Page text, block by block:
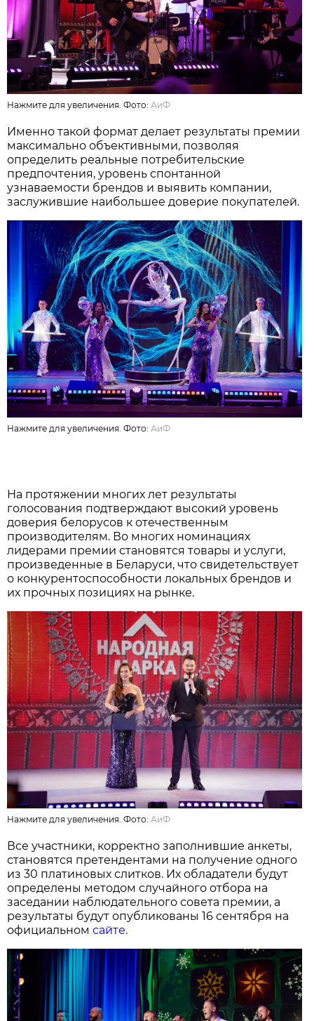
Нажмите для увеличения. Фото:АиФ
Именно такой формат делает результаты премии
максимально объективными, позволяя
определить реальные потребительские
предпочтения, уровень спонтанной
узнаваемости брендов и выявить компании,
заслужившие наибольшее доверие покупателей.
Нажмите для увеличения. Фото:АиФ
На протяжении многих лет результаты
голосования подтверждают высокий уровень
доверия белорусов к отечественным
производителям. Во многих номинациях
лидерами премии становятся товары и услуги,
произведенные в Беларуси, что свидетельствует
о конкурентоспособности локальных брендов и
их прочных позициях на рынке.
Нажмите для увеличения. Фото:АиФ
Все участники, корректно заполнившие анкеты,
становятся претендентами на получение одного
из 30 платиновых слитков. Их обладатели будут
определены методом случайного отбора на
заседании наблюдательного совета премии, а
результаты будут опубликованы 16 сентября на
официальномсайте.